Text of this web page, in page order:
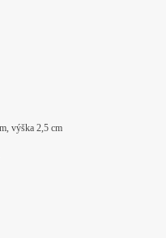
Nástenný, kovový, biely, 44x7,5 cm, výška 2,5 cm